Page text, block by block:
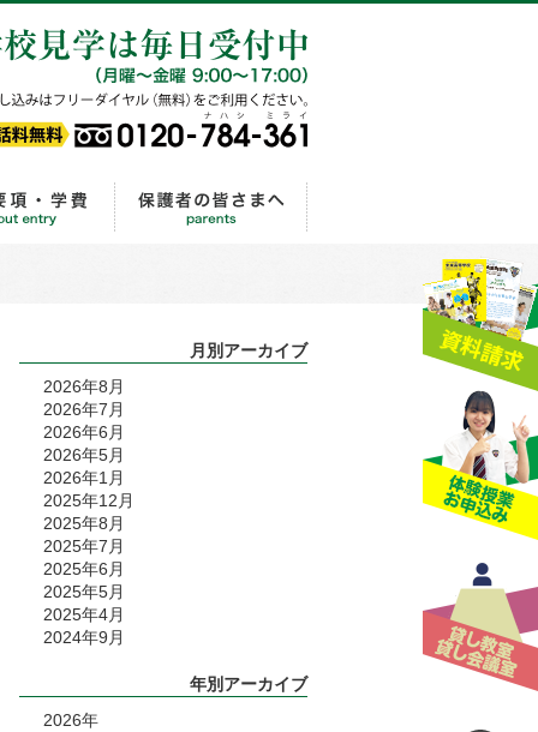
談
イフ 出願から入学手続きまでの流れ
月別アーカイブ
2026年8月
2026年7月
2026年6月
2026年5月
2026年1月
2025年12月
2025年8月
2025年7月
2025年6月
2025年5月
2025年4月
2024年9月
年別アーカイブ
2026年